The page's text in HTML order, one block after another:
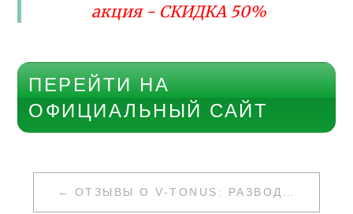
акция - СКИДКА 50%
ПЕРЕЙТИ НА
ОФИЦИАЛЬНЫЙ САЙТ
НАВИГАЦИЯ
ОТЗЫВЫ О V-TONUS: РАЗВОД ИЛИ НЕТ